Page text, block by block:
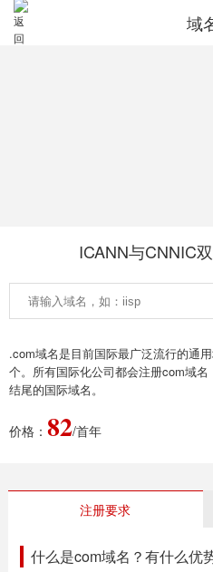
域
ICANN与CNNIC
.com域名是目前国际最广泛流行的通
个。所有国际化公司都会注册com域
结尾的国际域名。
价格： 82/首年
注册要求
什么是com域名？有什么优